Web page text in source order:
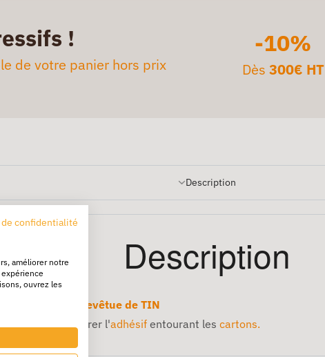
!
de votre panier hors prix
-10%
Dès 300€ HT
Description
Description
lame carbone revêtue de TIN
et déchirer l'adhésif entourant les cartons.
confidentialité
améliorer notre
ouvrez les